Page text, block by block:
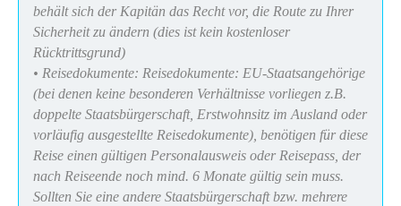
behält sich der Kapitän das Recht vor, die Route zu Ihrer
Sicherheit zu ändern (dies ist kein kostenloser
Rücktrittsgrund)
• Reisedokumente: Reisedokumente: EU-Staatsangehörige
(bei denen keine besonderen Verhältnisse vorliegen z.B.
doppelte Staatsbürgerschaft, Erstwohnsitz im Ausland oder
vorläufig ausgestellte Reisedokumente), benötigen für diese
Reise einen gültigen Personalausweis oder Reisepass, der
nach Reiseende noch mind. 6 Monate gültig sein muss.
Sollten Sie eine andere Staatsbürgerschaft bzw. mehrere